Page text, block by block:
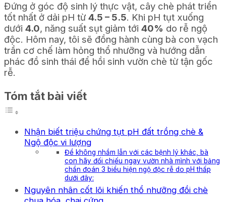
Đứng ở góc độ sinh lý thực vật, cây chè phát triển
tốt nhất ở dải pH từ 4.5 – 5.5. Khi pH tụt xuống
dưới 4.0, năng suất sụt giảm tới 40% do rễ ngộ
độc. Hôm nay, tôi sẽ đồng hành cùng bà con vạch
trần cơ chế làm hỏng thổ nhưỡng và hướng dẫn
phác đồ sinh thái để hồi sinh vườn chè từ tận gốc
rễ.
Tóm tắt bài viết
Nhận biết triệu chứng tụt pH đất trồng chè &
Ngộ độc vi lượng
Để không nhầm lẫn với các bệnh lý khác, bà
con hãy đối chiếu ngay vườn nhà mình với bảng
chẩn đoán 3 biểu hiện ngộ độc rễ do pH thấp
dưới đây:
Nguyên nhân cốt lõi khiến thổ nhưỡng đồi chè